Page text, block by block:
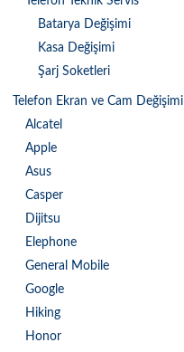
Batarya Değişimi
Kasa Değişimi
Şarj Soketleri
Telefon Ekran ve Cam Değişimi
Alcatel
Apple
Asus
Casper
Dijitsu
Elephone
General Mobile
Google
Hiking
Honor